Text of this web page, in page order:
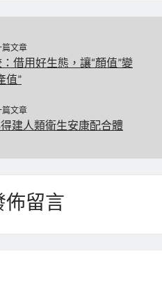
篇文章
借用好生態，讓“顏值”變
值”
篇文章
建人類衛生安康配合體
佈留言